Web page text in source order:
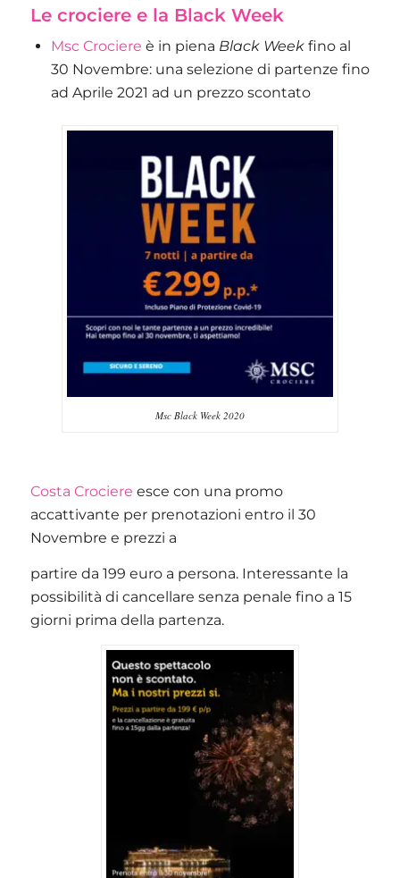
Le crociere e la Black Week
Msc Crociere è in piena Black Week fino al
30 Novembre: una selezione di partenze fino
ad Aprile 2021 ad un prezzo scontato
Msc Black Week 2020
Costa Crociere esce con una promo
accattivante per prenotazioni entro il 30
Novembre e prezzi a
partire da 199 euro a persona. Interessante la
possibilità di cancellare senza penale fino a 15
giorni prima della partenza.